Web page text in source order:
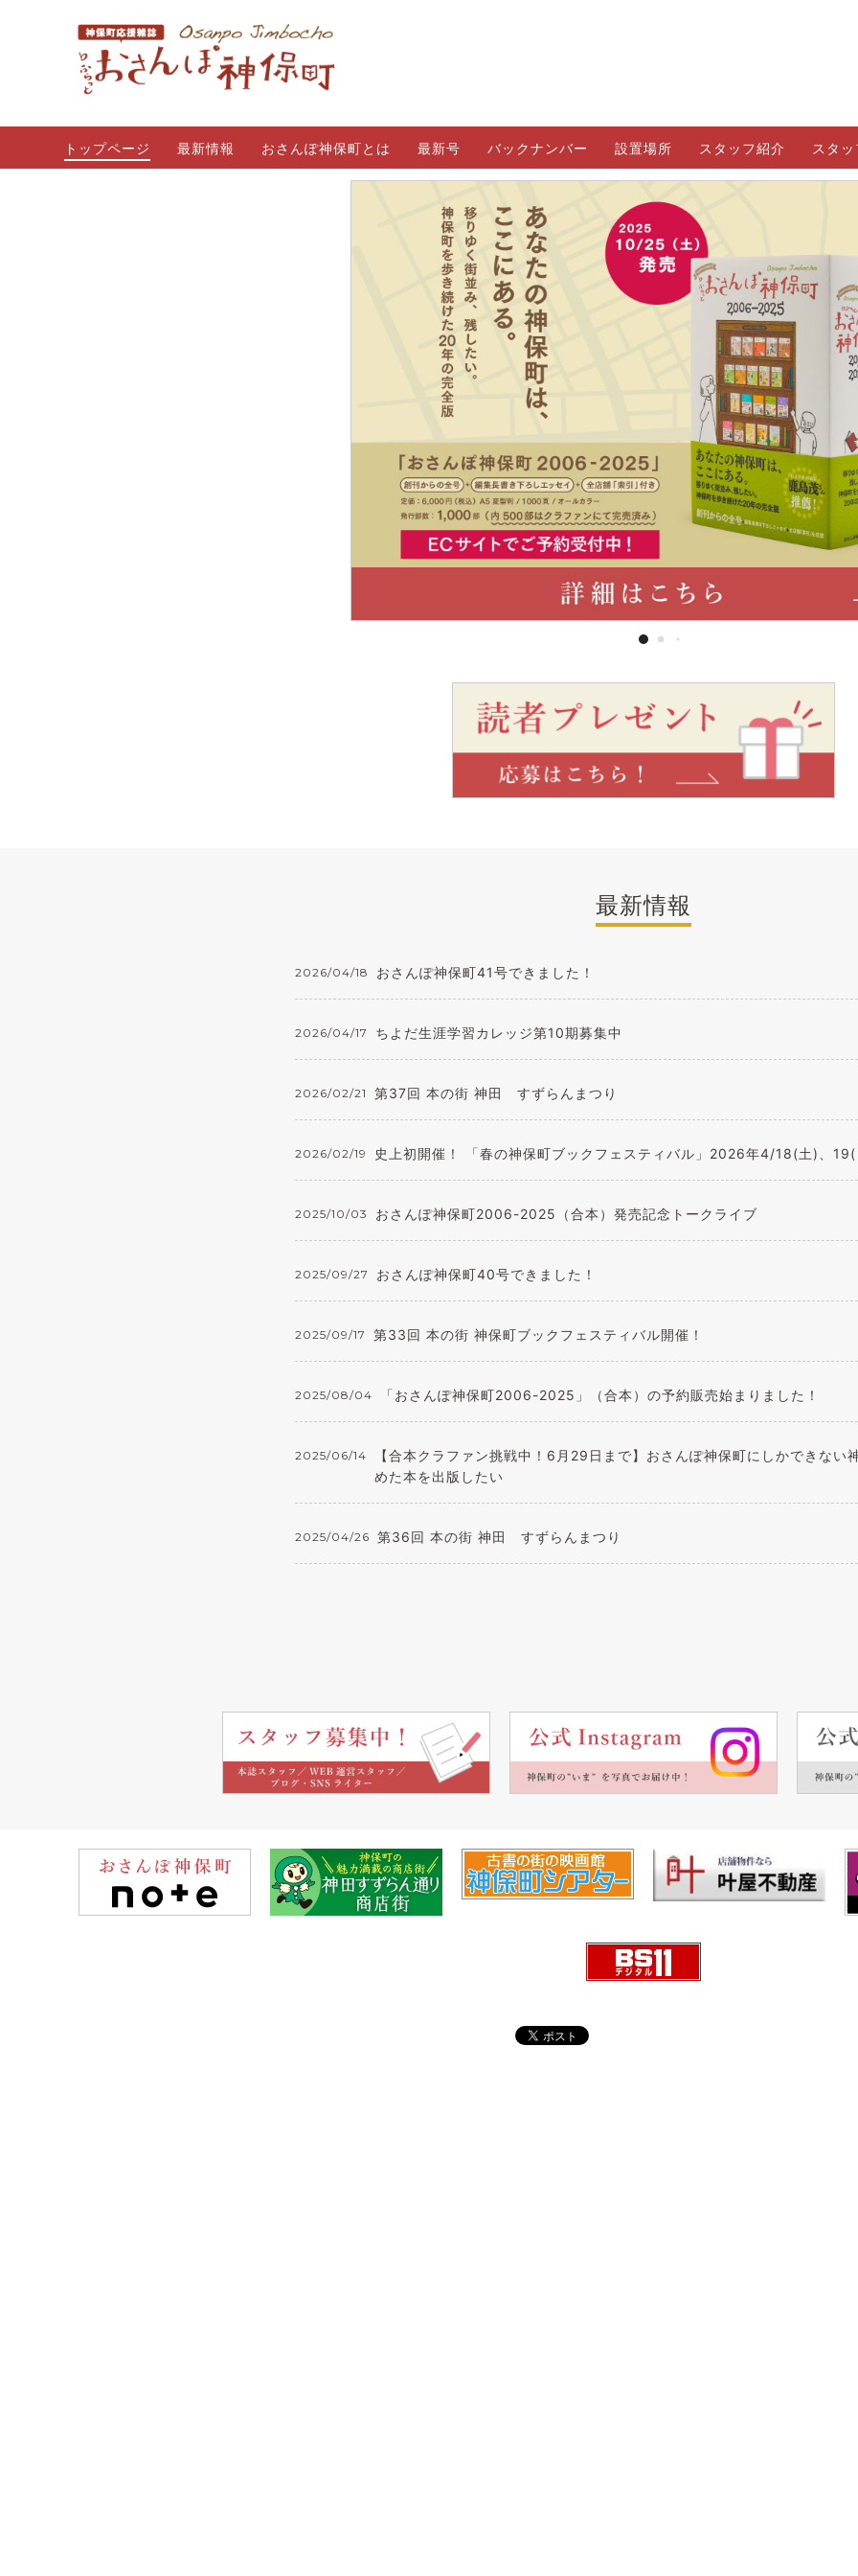
トップページ 最新情報 おさんぽ神保町とは 最新号 バックナンバー 設置場所 スタッフ紹介 スタ
最新情報
2026/04/18 おさんぽ神保町41号できました！
2026/04/17 ちよだ生涯学習カレッジ第10期募集中
2026/02/21 第37回 本の街 神田 すずらんまつり
2026/02/19 史上初開催！ 「春の神保町ブックフェスティバル」2026年4/18(土)、
2025/10/03 おさんぽ神保町2006-2025（合本）発売記念トークライブ
2025/09/27 おさんぽ神保町40号できました！
2025/09/17 第33回 本の街 神保町ブックフェスティバル開催！
2025/08/04 「おさんぽ神保町2006-2025」（合本）の予約販売始まりました！
2025/06/14
【合本クラファン挑戦中！6月29日まで】おさんぽ神保町にしかできない
めた本を出版したい
2025/04/26 第36回 本の街 神田 すずらんまつり